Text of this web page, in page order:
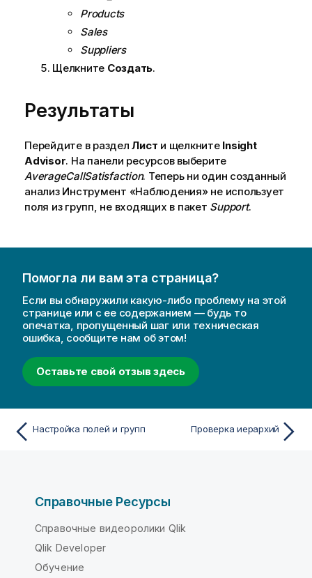
Products
Sales
Suppliers
Щелкните Создать.
Результаты
Перейдите в разделЛист и щелкните Insight
Advisor. На панели ресурсов выберите
AverageCallSatisfaction. Теперь ни один созданный
анализ Инструмент «Наблюдения»не использует
поля из групп, не входящих в пакет Support.
Помогла ли вам эта страница?
Если вы обнаружили какую-либо проблему на этой
странице или с ее содержанием — будь то
опечатка, пропущенный шаг или техническая
ошибка, сообщите нам об этом!
Оставьте свой отзыв здесь
Настройка полей и групп Проверка иерархий
Справочные Ресурсы
Справочные видеоролики Qlik
Qlik Developer
Обучение